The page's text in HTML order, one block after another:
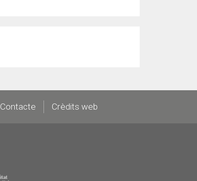
Contacte Crèdits web